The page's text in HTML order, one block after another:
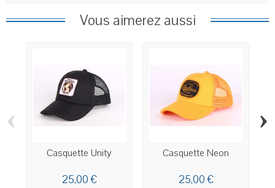
Vous aimerez aussi
Casquette Unity
25,00 €
Casquette Neon
25,00 €
‹ ›